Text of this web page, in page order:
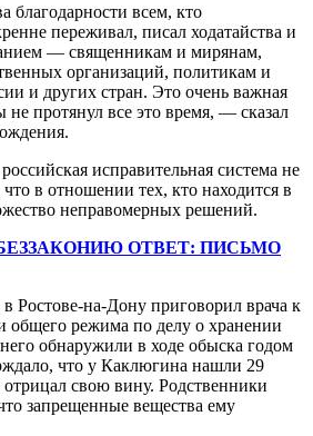
благодарности всем, кто
переживал, писал ходатайства и
— священникам и мирянам,
организаций, политикам и
и других стран. Это очень важная
не протянул все это время, — сказал
исправительная система не
что в отношении тех, кто находится в
неправомерных решений.
ОТВЕТ: ПИСЬМО
Ростове-на-Дону приговорил врача к
общего режима по делу о хранении
обнаружили в ходе обыска годом
что у Каклюгина нашли 29
свою вину. Родственники
запрещенные вещества ему